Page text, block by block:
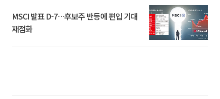
MSCI 발표 D-7…후보주 반등에 편입 기대
재점화